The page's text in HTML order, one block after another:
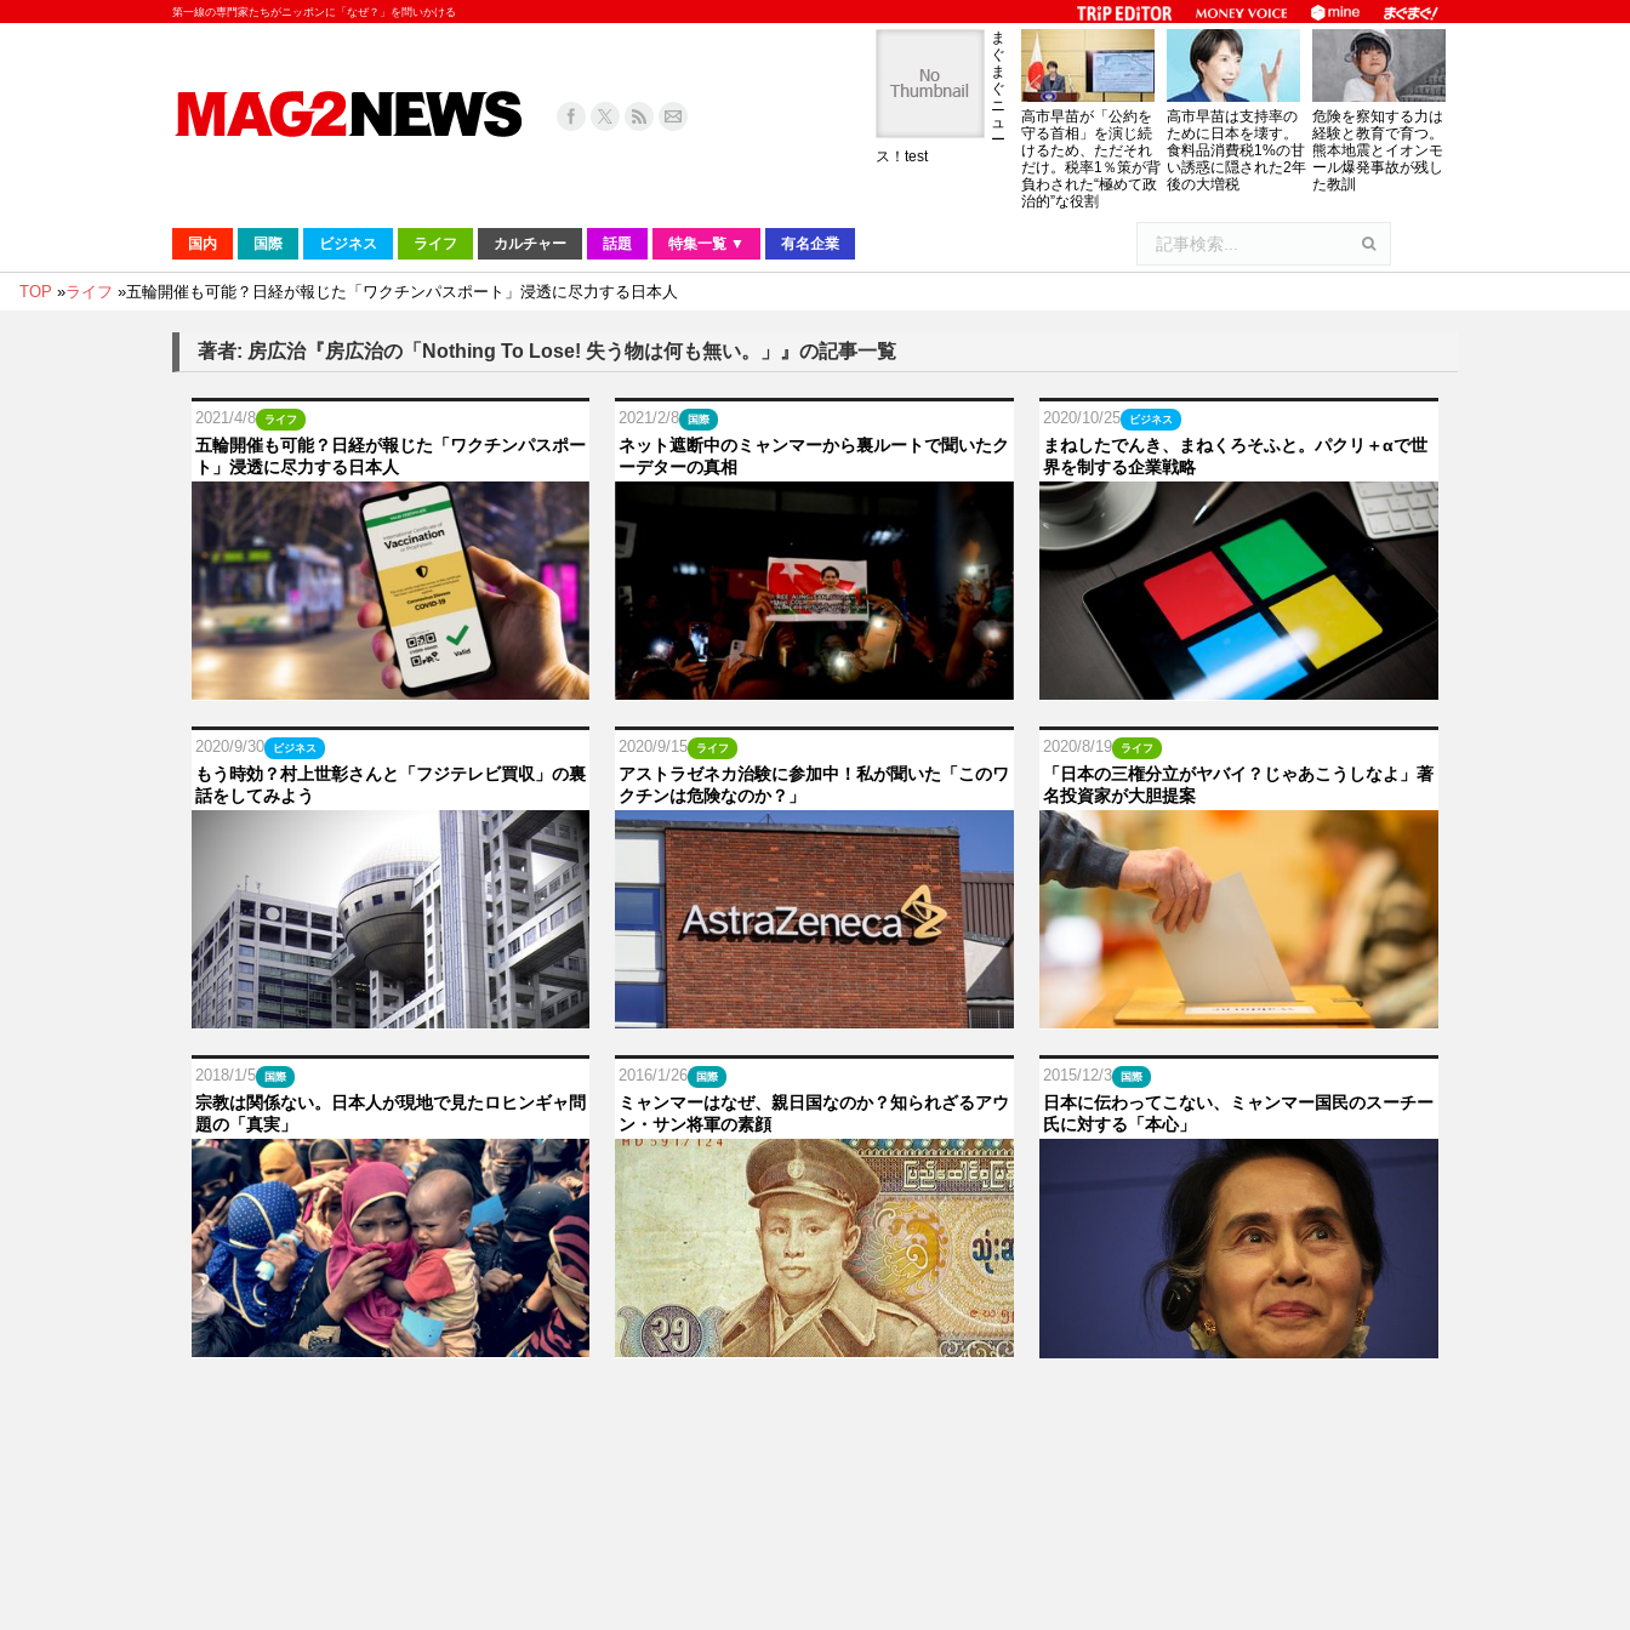
第一線の専門家たちがニッポンに「なぜ？」を問いかける
ま
ぐ
ま
ぐ
ニ
ュ
ー
ス！test
高市早苗が「公約を
守る首相」を演じ続
けるため、ただそれ
だけ。税率1％策が背
負わされた“極めて政
治的”な役割
高市早苗は支持率の
ために日本を壊す。
食料品消費税1%の甘
い誘惑に隠された2年
後の大増税
危険を察知する力は
経験と教育で育つ。
熊本地震とイオンモ
ール爆発事故が残し
た教訓
国内 国際 ビジネス ライフ カルチャー 話題 特集一覧 ▼ 有名企業
TOP »ライフ »五輪開催も可能？日経が報じた「ワクチンパスポート」浸透に尽力する日本人
著者: 房広治『房広治の「Nothing To Lose! 失う物は何も無い。」』の記事一覧
2021/4/8 ライフ
五輪開催も可能？日経が報じた「ワクチンパスポー
ト」浸透に尽力する日本人
2021/2/8 国際
ネット遮断中のミャンマーから裏ルートで聞いたク
ーデターの真相
2020/10/25 ビジネス
まねしたでんき、まねくろそふと。パクリ＋αで世
界を制する企業戦略
2020/9/30 ビジネス
もう時効？村上世彰さんと「フジテレビ買収」の裏
話をしてみよう
2020/9/15 ライフ
アストラゼネカ治験に参加中！私が聞いた「このワ
クチンは危険なのか？」
2020/8/19 ライフ
「日本の三権分立がヤバイ？じゃあこうしなよ」著
名投資家が大胆提案
2018/1/5 国際
宗教は関係ない。日本人が現地で見たロヒンギャ問
題の「真実」
2016/1/26 国際
ミャンマーはなぜ、親日国なのか？知られざるアウ
ン・サン将軍の素顔
2015/12/3 国際
日本に伝わってこない、ミャンマー国民のスーチー
氏に対する「本心」